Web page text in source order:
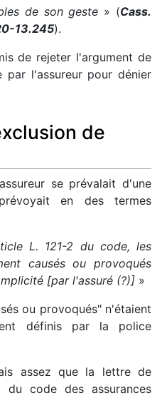
de son geste » (Cass.
13.245).
de rejeter l'argument de
par l'assureur pour dénier
de
se prévalait d'une
en des termes
L. 121-2 du code, les
causés ou provoqués
[par l'assuré (?)] »
ou provoqués" n'étaient
définis par la police
assez que la lettre de
du code des assurances